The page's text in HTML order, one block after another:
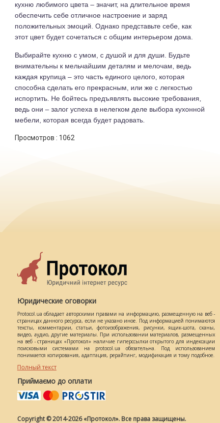
кухню любимого цвета – значит, на длительное время
обеспечить себе отличное настроение и заряд
положительных эмоций. Однако представьте себе, как
этот цвет будет сочетаться с общим интерьером дома.
Выбирайте кухню с умом, с душой и для души. Будьте
внимательны к мельчайшим деталям и мелочам, ведь
каждая крупица – это часть единого целого, которая
способна сделать его прекрасным, или же с легкостью
испортить. Не бойтесь предъявлять высокие требования,
ведь они – залог успеха в нелегком деле выбора кухонной
мебели, которая всегда будет радовать.
Просмотров : 1062
Юридические оговорки
Protocol.ua обладает авторскими правами на информацию, размещенную на веб -
страницах данного ресурса, если не указано иное. Под информацией понимаются
тексты, комментарии, статьи, фотоизображения, рисунки, ящик-шота, сканы,
видео, аудио, другие материалы. При использовании материалов, размещенных
на веб - страницах «Протокол» наличие гиперссылки открытого для индексации
поисковыми системами на protocol.ua обязательна. Под использованием
понимается копирования, адаптация, рерайтинг, модификация и тому подобное.
Полный текст
Приймаємо до оплати
Copyright © 2014-2026 «Протокол». Все права защищены.